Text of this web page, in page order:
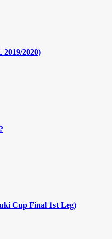
2020)
Cup Final 1st Leg)